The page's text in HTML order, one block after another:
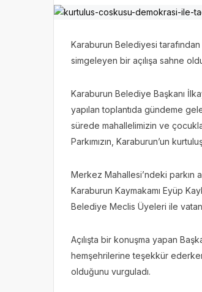
Karaburun Belediyesi tarafından
simgeleyen bir açılışa sahne
Karaburun Belediye Başkanı
yapılan toplantıda gündeme
sürede mahallelimizin ve
Parkımızın, Karaburun’un
Merkez Mahallesi’ndeki parkın
Karaburun Kaymakamı Eyüp
Belediye Meclis Üyeleri ile
Açılışta bir konuşma yapan
hemşehrilerine teşekkür
olduğunu vurguladı.